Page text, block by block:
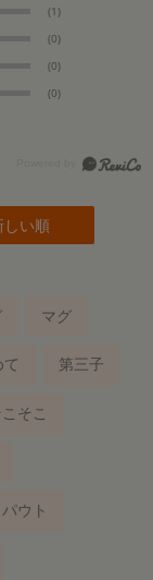
(1)
(0)
(0)
(0)
しい順
マグ
て 第三子
そこ
ウト